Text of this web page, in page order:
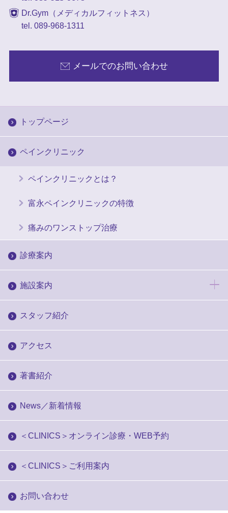
Dr.Gym（メディカルフィットネス）
tel. 089-968-1311
メールでのお問い合わせ
トップページ
ペインクリニック
ペインクリニックとは？
富永ペインクリニックの特徴
痛みのワンストップ治療
診療案内
施設案内
スタッフ紹介
アクセス
著書紹介
News／新着情報
＜CLINICS＞オンライン診療・WEB予約
＜CLINICS＞ご利用案内
お問い合わせ